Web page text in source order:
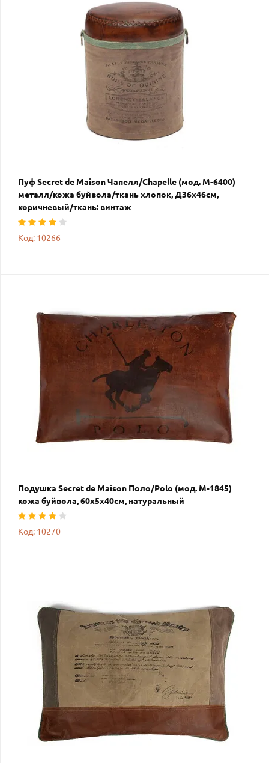
Пуф Secret de Maison Чапелл/Chapelle (мод. M-6400)
металл/кожа буйвола/ткань хлопок, Д36х46см,
коричневый/ткань: винтаж
Код: 10266
Подушка Secret de Maison Поло/Polo (мод. M-1845)
кожа буйвола, 60х5х40см, натуральный
Код: 10270